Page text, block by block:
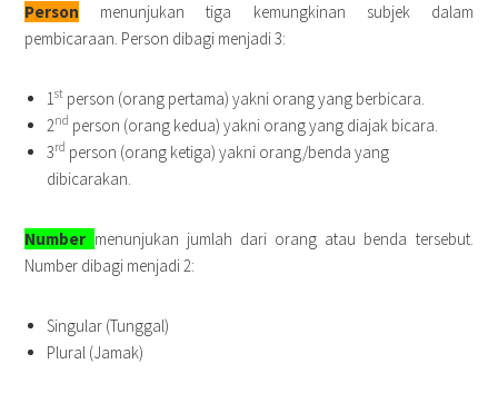
Person
menunjukan tiga kemungkinan subjek dalam
pembicaraan. Person dibagi menjadi 3:
1st person (orang pertama) yakni orang yang berbicara.
2nd person (orang kedua) yakni orang yang diajak bicara.
3rd person (orang ketiga) yakni orang/benda yang
dibicarakan.
Number menunjukan jumlah dari orang atau benda tersebut.
Number dibagi menjadi 2:
Singular (Tunggal)
Plural (Jamak)